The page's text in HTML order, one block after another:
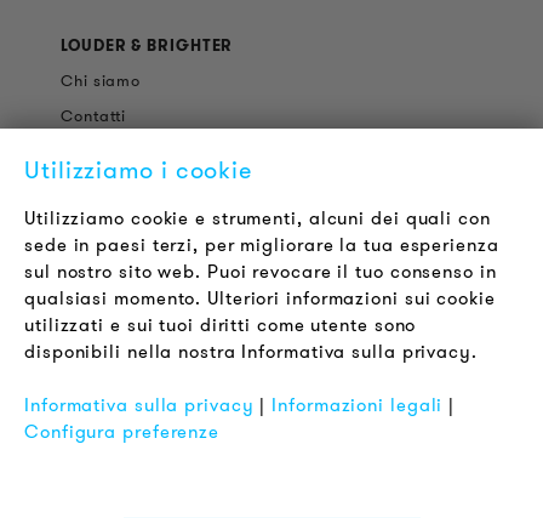
LOUDER & BRIGHTER
Chi siamo
Contatti
Newsletter
LEGALE
Termini & Condizioni
Informativa sulla Privacy
Impronta
Utilizziamo i cookie
Utilizziamo cookie e strumenti, alcuni dei quali con
sede in paesi terzi, per migliorare la tua esperienza
sul nostro sito web. Puoi revocare il tuo consenso in
qualsiasi momento. Ulteriori informazioni sui cookie
utilizzati e sui tuoi diritti come utente sono
disponibili nella nostra Informativa sulla privacy.
Informativa sulla privacy | Informazioni legali |
Configura preferenze